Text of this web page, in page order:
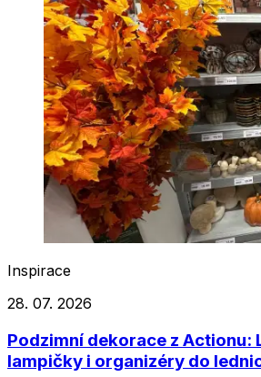
Inspirace
28. 07. 2026
Podzimní dekorace z Actionu:
lampičky i organizéry do